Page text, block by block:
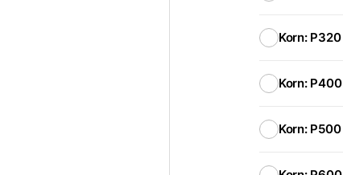
Korn: P320
Korn: P400
Korn: P500